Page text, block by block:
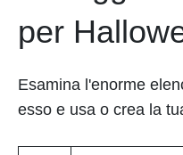
per
Esamina l'enorme
esso e usa o crea la